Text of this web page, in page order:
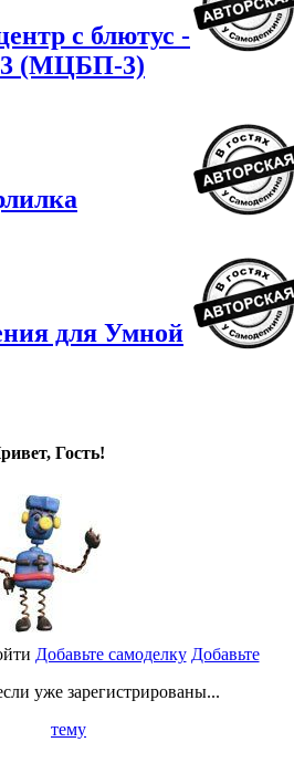
с блютус -
3 (МЦБП-3)
для Умной
Гость!
уже зарегистрированы...
Добавьте самоделку Добавьте
тему